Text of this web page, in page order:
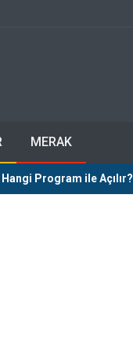
MERAK
Program ile Açılır?